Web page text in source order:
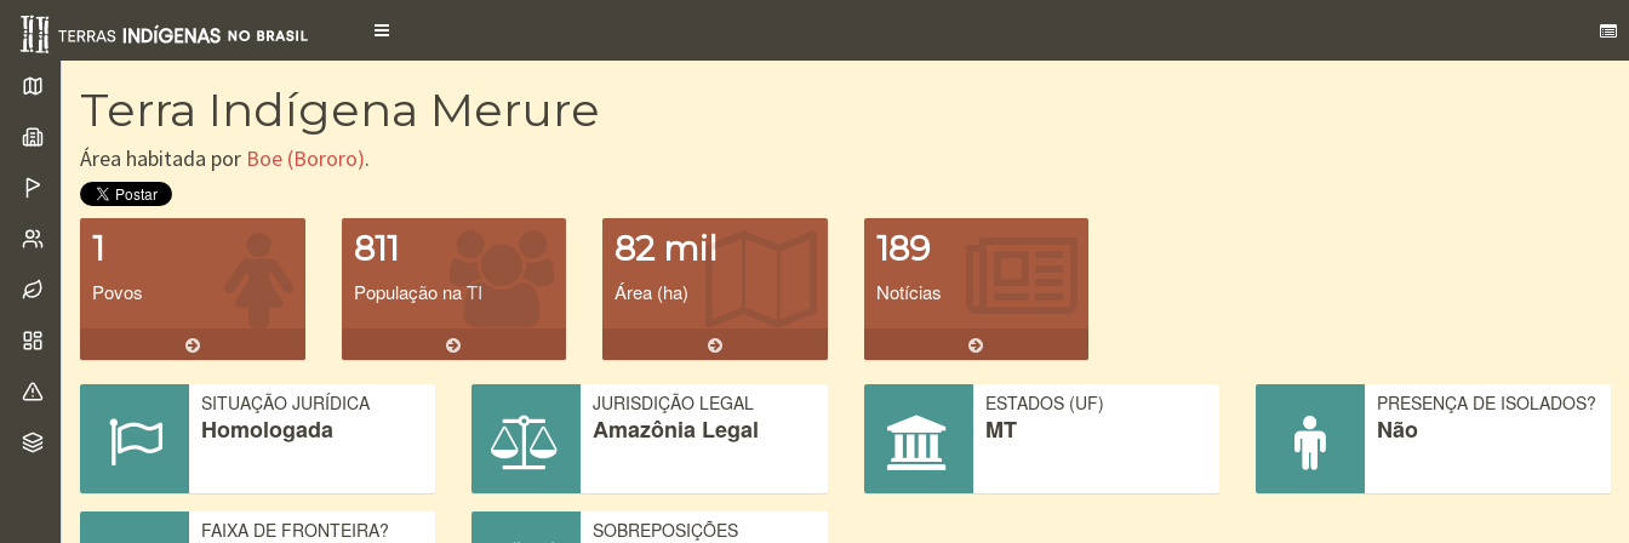
Toggle
Terra Indígena Merure
Área habitada por Boe (Bororo).
1
Povos
811
População na TI
82 mil
Área (ha)
189
Notícias
SITUAÇÃO JURÍDICA
Homologada
JURISDIÇÃO LEGAL
Amazônia Legal
ESTADOS (UF)
MT
PRESENÇA DE ISOLADOS?
Não
FAIXA DE FRONTEIRA? SOBREPOSIÇÕES